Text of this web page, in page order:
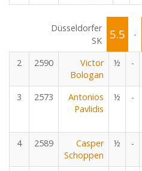
Düsseldorfer
SK
5.5 -
2
2590
Victor
Bologan
½ -
3 2573
Antonios
Pavlidis
½ -
4 2589
Casper
Schoppen
½ -